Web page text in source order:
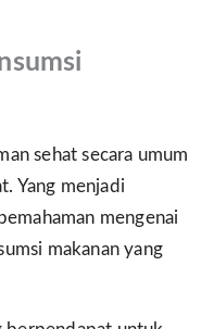
sehat secara umum
Yang menjadi
mengenai
makanan yang